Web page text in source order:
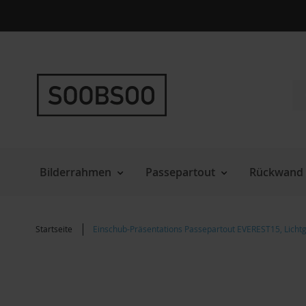
zum
Bilderrahmen Passepartout
Startseite Einschub-Präsentations Passepartout EVEREST15,